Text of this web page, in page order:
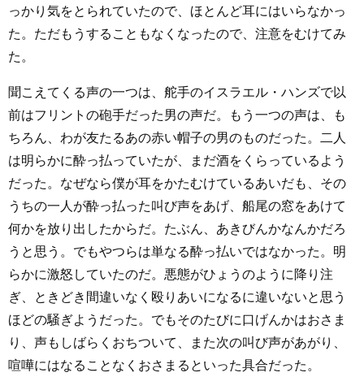
っかり気をとられていたので、ほとんど耳にはいらなかっ
た。ただもうすることもなくなったので、注意をむけてみ
た。
聞こえてくる声の一つは、舵手のイスラエル・ハンズで以
前はフリントの砲手だった男の声だ。もう一つの声は、も
ちろん、わが友たるあの赤い帽子の男のものだった。二人
は明らかに酔っ払っていたが、まだ酒をくらっているよう
だった。なぜなら僕が耳をかたむけているあいだも、その
うちの一人が酔っ払った叫び声をあげ、船尾の窓をあけて
何かを放り出したからだ。たぶん、あきびんかなんかだろ
うと思う。でもやつらは単なる酔っ払いではなかった。明
らかに激怒していたのだ。悪態がひょうのように降り注
ぎ、ときどき間違いなく殴りあいになるに違いないと思う
ほどの騒ぎようだった。でもそのたびに口げんかはおさま
り、声もしばらくおちついて、また次の叫び声があがり、
喧嘩にはなることなくおさまるといった具合だった。